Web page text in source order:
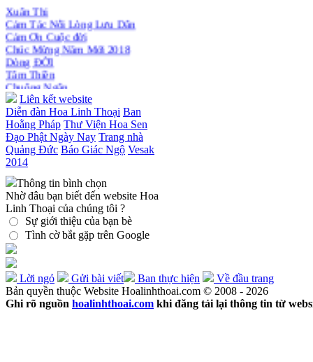
khai giảng Thiền dành cho Người
bận rộn
Xuân Thi
Cảm Tác Nỗi Lòng Lưu Dân
Cảm Ơn Cuộc đời
Chúc Mừng Năm Mới 2018
Dòng ĐỜI
Tâm Thiền
Chuông Ngân
Kính mừng Phật Đản
Anh không chết đâu em
Kiếp này
Liên kết website
Diễn đàn Hoa Linh Thoại Ban
Hoằng Pháp Thư Viện Hoa Sen
Đạo Phật Ngày Nay Trang nhà
Quảng Đức Báo Giác Ngộ Vesak
2014
Thông tin bình chọn
Nhờ đâu bạn biết đến website Hoa
Linh Thoại của chúng tôi ?
Sự giới thiệu của bạn bè
Tình cờ bắt gặp trên Google
Lời ngỏ Gửi bài viết Ban thực hiện
Về đầu trang
Bản quyền thuộc Website Hoalinhthoai.com © 2008 - 2026
Ghi rõ nguồn hoalinhthoai.com khi đăng tải lại thông tin từ